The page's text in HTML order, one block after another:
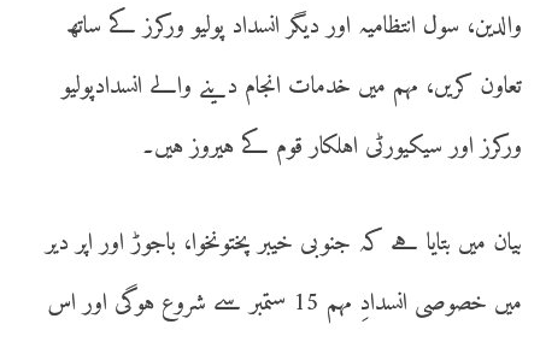
والدین، سول انتظامیہ اور دیگر انسداد پولیو ورکرز کے ساتھ
تعاون کریں، مہم میں خدمات انجام دینے والے انسدادپولیو
ورکرز اور سیکیورٹی اہلکار قوم کے ہیروز ہیں۔
بیان میں بتایا ہے کہ جنوبی خیبر پختونخوا، باجوڑ اور اپر دیر
میں خصوصی انسدادِ مہم 15 ستمبر سے شروع ہوگی اور اس